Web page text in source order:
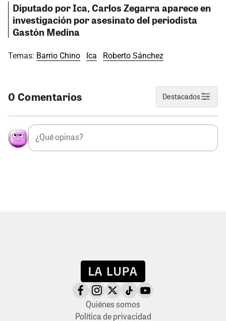
Diputado por Ica, Carlos Zegarra aparece en
investigación por asesinato del periodista
Gastón Medina
Temas: Barrio Chino Ica Roberto Sánchez
0 Comentarios Destacados
Quiénes somos
Política de privacidad